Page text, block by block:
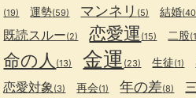
(19) 運勢(59) マンネリ (5) 結婚
既読スルー(2) 恋愛運 (15) 二股
命の人 (13) 金運 (23) 生徒(1)
恋愛対象(3) 再会(1) 年の差(8)